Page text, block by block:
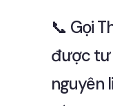
📞 Gọi
được tư
nguyên